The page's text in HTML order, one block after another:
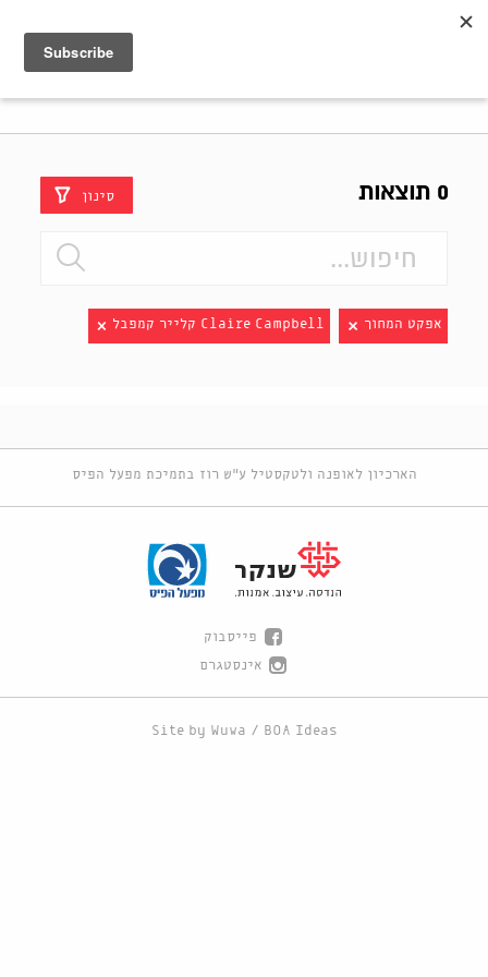
0 תוצאות סינון
אפקט המחוך Claire Campbell קלייר קמפבל
הארכיון לאופנה ולטקסטיל ע"ש רוז בתמיכת מפעל הפיס
פייסבוק
אינסטגרם
Site by Wuwa / BOA Ideas